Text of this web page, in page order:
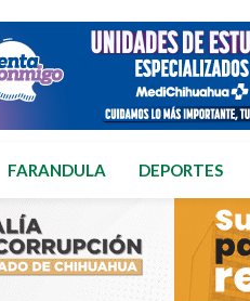
FARANDULA DEPORTES